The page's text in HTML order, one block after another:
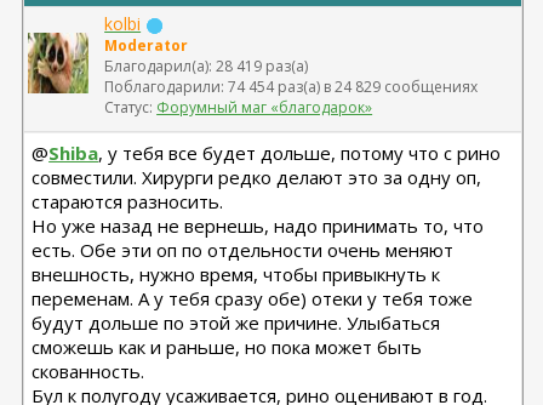
kolbi
Moderator
Благодарил(а): 28 419 раз(а)
Поблагодарили: 74 454 раз(а) в 24 829 сообщениях
Статус: Форумный маг «благодарок»
@Shiba, у тебя все будет дольше, потому что с рино
совместили. Хирурги редко делают это за одну оп,
стараются разносить.
Но уже назад не вернешь, надо принимать то, что
есть. Обе эти оп по отдельности очень меняют
внешность, нужно время, чтобы привыкнуть к
переменам. А у тебя сразу обе) отеки у тебя тоже
будут дольше по этой же причине. Улыбаться
сможешь как и раньше, но пока может быть
скованность.
Бул к полугоду усаживается, рино оценивают в год.